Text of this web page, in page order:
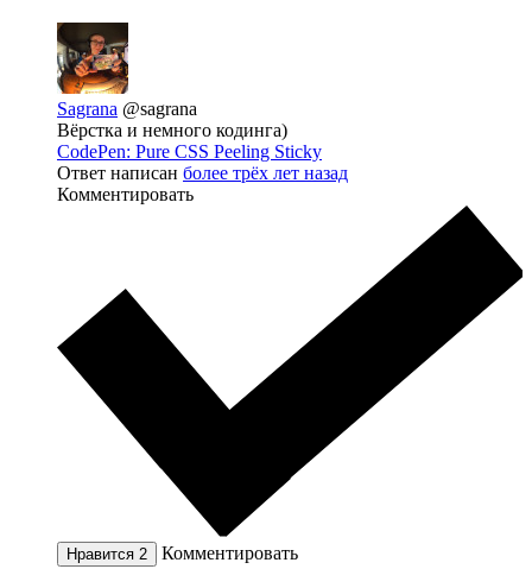
Sagrana @sagrana
Вёрстка и немного кодинга)
CodePen: Pure CSS Peeling Sticky
Ответ написан более трёх лет назад
Комментировать
Нравится 2 Комментировать